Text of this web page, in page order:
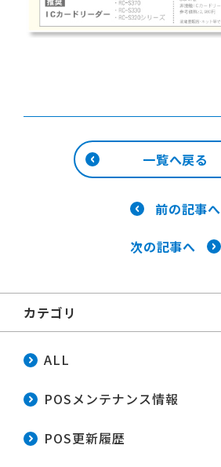
一覧へ戻る
前の記事へ
次の記事へ
カテゴリ
ALL
POSメンテナンス情報
POS更新履歴